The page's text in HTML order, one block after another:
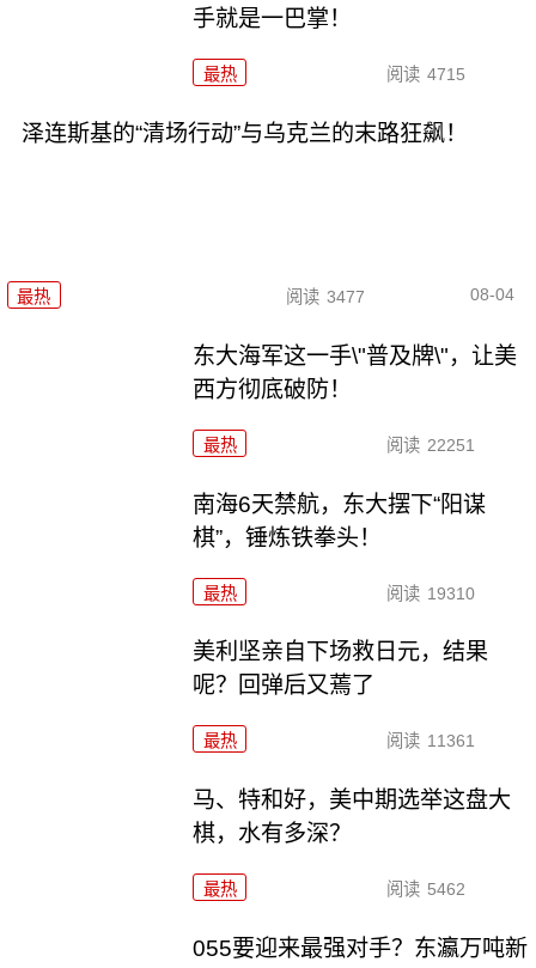
手就是一巴掌！
最热 阅读 4715
泽连斯基的“清场行动”与乌克兰的末路狂飙！
最热 阅读 3477 08-04
东大海军这一手\"普及牌\"，让美
西方彻底破防！
最热 阅读 22251
南海6天禁航，东大摆下“阳谋
棋”，锤炼铁拳头！
最热 阅读 19310
美利坚亲自下场救日元，结果
呢？回弹后又蔫了
最热 阅读 11361
马、特和好，美中期选举这盘大
棋，水有多深？
最热 阅读 5462
055要迎来最强对手？东瀛万吨新